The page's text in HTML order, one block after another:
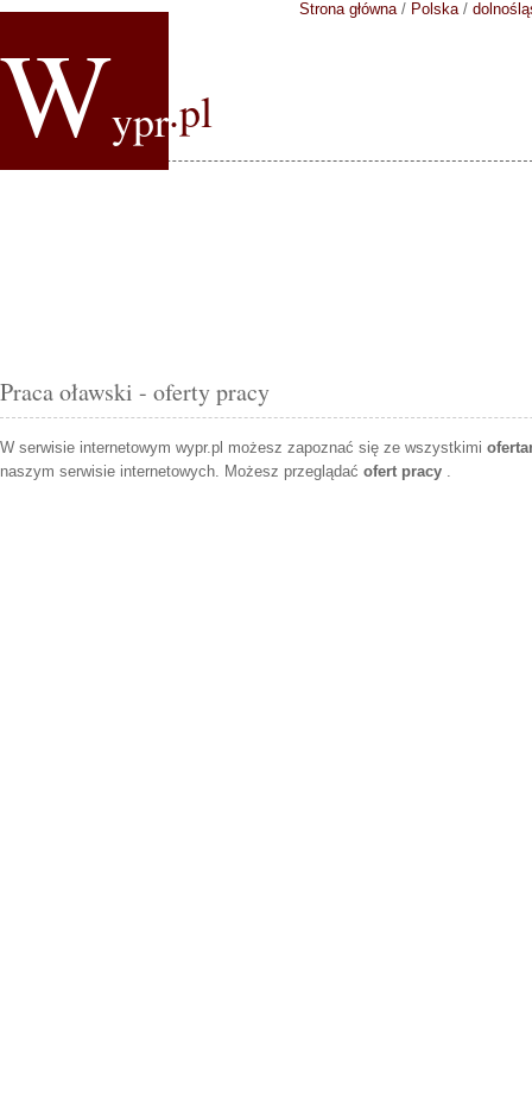
Wypr.pl
Strona główna/ Polska/
Praca oławski - oferty pracy
W serwisie internetowym wypr.pl możesz zapoznać się ze wszystkimi
naszym serwisie internetowych. Możesz przeglądać ofert pracy .